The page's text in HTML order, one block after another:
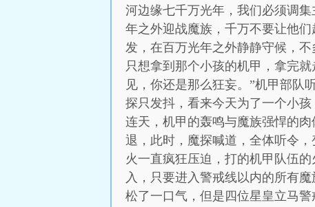
河边缘七千万光年，我们必须调
年之外迎战魔族，千万不要让他
发，在百万光年之外静静守候，
只想拿到那个小孩的机甲，拿完
见，你还是那么狂妄。”机甲部队
探只发抖，看来今天为了一个小
连天，机甲的轰鸣与魔族强悍的
退，此时，魔探喊道，全体听令
火一直疯狂压迫，打的机甲队伍
入，只要进入警戒线以内的所有
松了一口气，但是四位星皇立马